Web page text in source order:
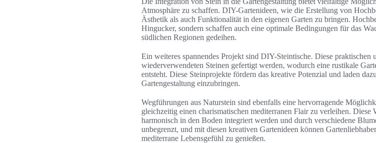
Atmosphäre zu schaffen. DIY-Gartenideen, wie die Erstellung von
Ästhetik als auch Funktionalität in den eigenen Garten zu bringen.
Hingucker, sondern schaffen auch eine optimale Bedingungen für das
südlichen Regionen gedeihen.
Ein weiteres spannendes Projekt sind DIY-Steintische. Diese
wiederverwendeten Steinen gefertigt werden, wodurch eine rustikale
entsteht. Diese Steinprojekte fördern das kreative Potenzial und laden
Gartengestaltung einzubringen.
Wegführungen aus Naturstein sind ebenfalls eine hervorragende
gleichzeitig einen charismatischen mediterranen Flair zu verleihen. Diese
harmonisch in den Boden integriert werden und durch verschiedene
unbegrenzt, und mit diesen kreativen Gartenideen können
mediterrane Lebensgefühl zu genießen.